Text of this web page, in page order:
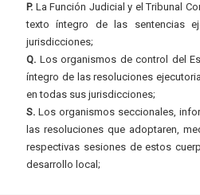
P. La Función Judicial y el Tribunal
texto íntegro de las sentencias
jurisdicciones;
Q. Los organismos de control del
íntegro de las resoluciones
en todas sus jurisdicciones;
S. Los organismos seccionales,
las resoluciones que adoptaren,
respectivas sesiones de estos
desarrollo local;